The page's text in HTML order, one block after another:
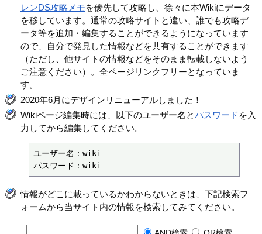
レンDS攻略メモを優先して攻略し、徐々に本Wikiにデータ
を移しています。通常の攻略サイトと違い、誰でも攻略デ
ータ等を追加・編集することができるようになっています
ので、自分で発見した情報などを共有することができます
（ただし、他サイトの情報などをそのまま転載しないよう
ご注意ください）。全ページリンクフリーとなっていま
す。
2020年6月にデザインリニューアルしました！
Wikiページ編集時には、以下のユーザー名とパスワード を入
力してから編集してください。
ユーザー名：wiki
パスワード：wiki
情報がどこに載っているかわからないときは、下記検索フ
ォームから当サイト内の情報を検索してみてください。